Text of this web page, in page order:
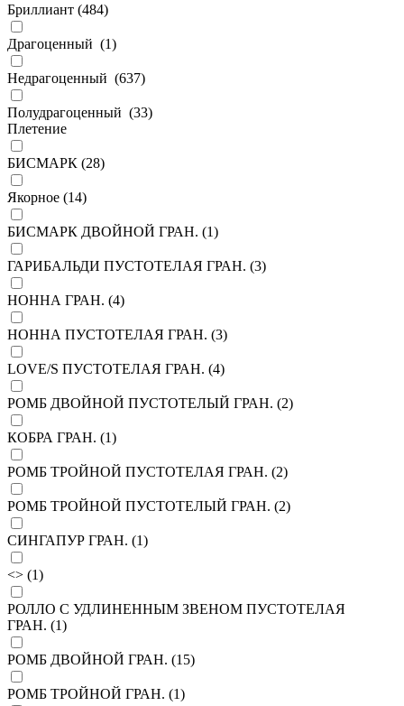
Бриллиант (484)
Драгоценный (1)
Недрагоценный (637)
Полудрагоценный (33)
Плетение
БИСМАРК (28)
Якорное (14)
БИСМАРК ДВОЙНОЙ ГРАН. (1)
ГАРИБАЛЬДИ ПУСТОТЕЛАЯ ГРАН. (3)
НОННА ГРАН. (4)
НОННА ПУСТОТЕЛАЯ ГРАН. (3)
LOVE/S ПУСТОТЕЛАЯ ГРАН. (4)
РОМБ ДВОЙНОЙ ПУСТОТЕЛЫЙ ГРАН. (2)
КОБРА ГРАН. (1)
РОМБ ТРОЙНОЙ ПУСТОТЕЛАЯ ГРАН. (2)
РОМБ ТРОЙНОЙ ПУСТОТЕЛЫЙ ГРАН. (2)
СИНГАПУР ГРАН. (1)
<> (1)
РОЛЛО С УДЛИНЕННЫМ ЗВЕНОМ ПУСТОТЕЛАЯ
ГРАН. (1)
РОМБ ДВОЙНОЙ ГРАН. (15)
РОМБ ТРОЙНОЙ ГРАН. (1)